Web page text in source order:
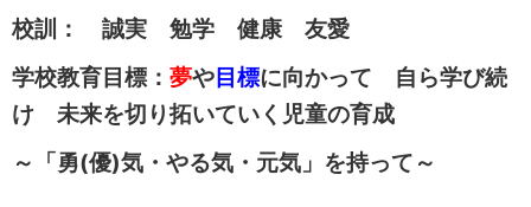
校訓： 誠実 勉学 健康 友愛
学校教育目標： 夢や目標に向かって 自ら学び続
け 未来を切り拓いていく児童の育成
～「勇(優)気・やる気・元気」を持って～